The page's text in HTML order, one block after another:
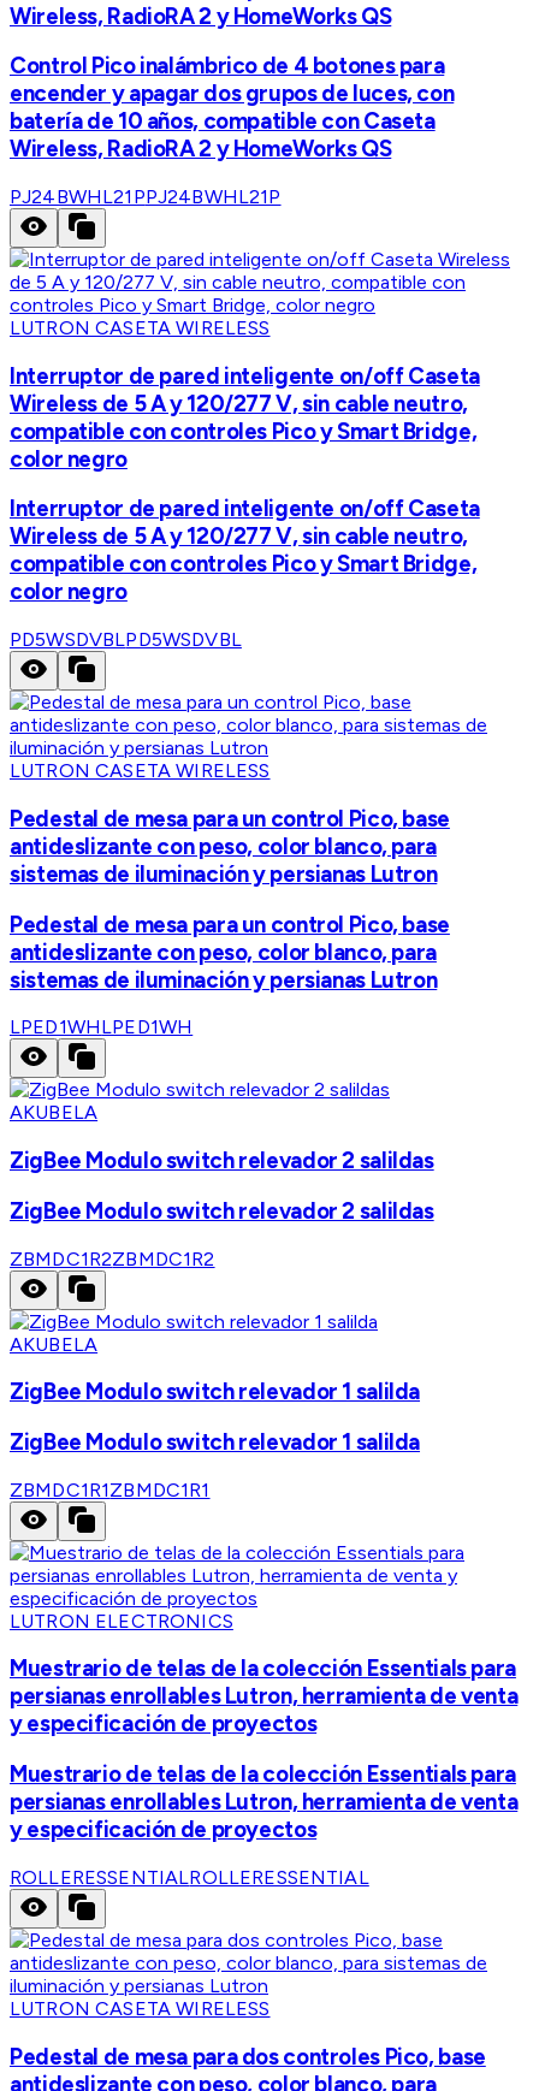
Wireless, RadioRA 2 y HomeWorks QS
Control Pico inalámbrico de 4 botones para
encender y apagar dos grupos de luces, con
batería de 10 años, compatible con Caseta
Wireless, RadioRA 2 y HomeWorks QS
PJ24BWHL21PPJ24BWHL21P
LUTRON CASETA WIRELESS
Interruptor de pared inteligente on/off Caseta
Wireless de 5 A y 120/277 V, sin cable neutro,
compatible con controles Pico y Smart Bridge,
color negro
Interruptor de pared inteligente on/off Caseta
Wireless de 5 A y 120/277 V, sin cable neutro,
compatible con controles Pico y Smart Bridge,
color negro
PD5WSDVBLPD5WSDVBL
LUTRON CASETA WIRELESS
Pedestal de mesa para un control Pico, base
antideslizante con peso, color blanco, para
sistemas de iluminación y persianas Lutron
Pedestal de mesa para un control Pico, base
antideslizante con peso, color blanco, para
sistemas de iluminación y persianas Lutron
LPED1WHLPED1WH
AKUBELA
ZigBee Modulo switch relevador 2 salildas
ZigBee Modulo switch relevador 2 salildas
ZBMDC1R2ZBMDC1R2
AKUBELA
ZigBee Modulo switch relevador 1 salilda
ZigBee Modulo switch relevador 1 salilda
ZBMDC1R1ZBMDC1R1
LUTRON ELECTRONICS
Muestrario de telas de la colección Essentials para
persianas enrollables Lutron, herramienta de venta
y especificación de proyectos
Muestrario de telas de la colección Essentials para
persianas enrollables Lutron, herramienta de venta
y especificación de proyectos
ROLLERESSENTIALROLLERESSENTIAL
LUTRON CASETA WIRELESS
Pedestal de mesa para dos controles Pico, base
antideslizante con peso, color blanco, para